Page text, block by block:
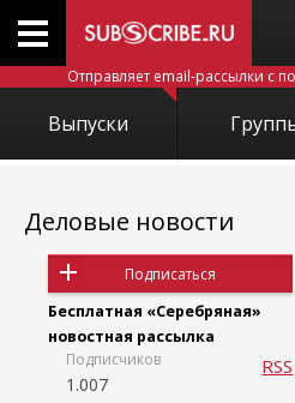
Отправляет email-рассылки с
Выпуски
Деловые новости
Подписаться
Бесплатная «Серебряная»
новостная рассылка
Подписчиков
1.007
RSS